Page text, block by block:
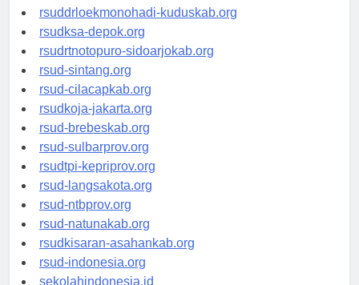
rsud-tpikepriprov.org
rsuddrloekmonohadi-kuduskab.org
rsudksa-depok.org
rsudrtnotopuro-sidoarjokab.org
rsud-sintang.org
rsud-cilacapkab.org
rsudkoja-jakarta.org
rsud-brebeskab.org
rsud-sulbarprov.org
rsudtpi-kepriprov.org
rsud-langsakota.org
rsud-ntbprov.org
rsud-natunakab.org
rsudkisaran-asahankab.org
rsud-indonesia.org